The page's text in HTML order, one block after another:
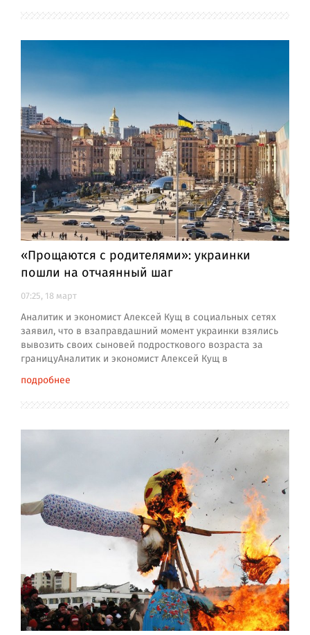
«Прощаются с родителями»: украинки
пошли на отчаянный шаг
07:25, 18 март
Аналитик и экономист Алексей Кущ в социальных сетях
заявил, что в взаправдашний момент украинки взялись
вывозить своих сыновей подросткового возраста за
границуАналитик и экономист Алексей Кущ в
подробнее